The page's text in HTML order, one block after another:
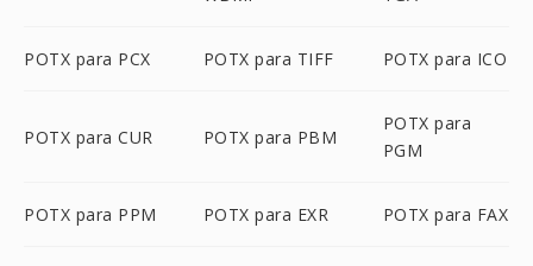
POTX para PCX POTX para TIFF POTX para ICO
POTX para CUR POTX para PBM
POTX para
PGM
POTX para PPM POTX para EXR POTX para FAX